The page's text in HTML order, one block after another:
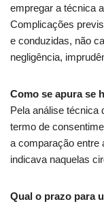
empregar a técnica
Complicações
e conduzidas, não
negligência,
Como se apura se
Pela análise técnica
termo de
a comparação entre
indicava naquelas
Qual o prazo para